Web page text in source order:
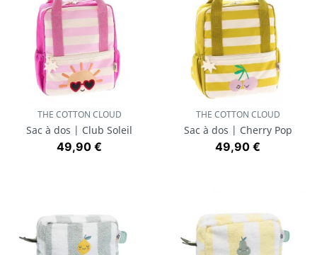
THE COTTON CLOUD
Sac à dos | Club Soleil
Prix
49,90 €
THE COTTON CLOUD
Sac à dos | Cherry Pop
Prix
49,90 €